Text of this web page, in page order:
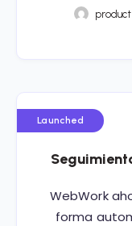
Launched
WebWork
forma